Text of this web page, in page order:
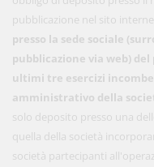
pubblicazione nel sito
presso la sede sociale
pubblicazione via web)
ultimi tre esercizi
amministrativo della
solo deposito presso una
quella della società
società partecipanti